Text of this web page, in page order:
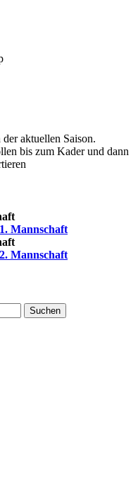
aktuellen Saison.
bis zum Kader und dann
Mannschaft
Mannschaft
Suchen